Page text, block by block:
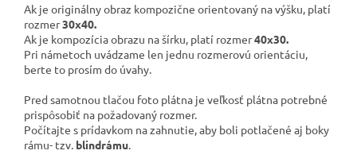
Ak je originálny obraz kompozične orientovaný na výšku, platí
rozmer30x40.
Ak je kompozícia obrazu na šírku, platí rozmer40x30.
Pri námetoch uvádzame len jednu rozmerovú orientáciu,
berte to prosím do úvahy.
Pred samotnou tlačou foto plátna je veľkosť plátna potrebné
prispôsobiť na požadovaný rozmer.
Počítajte s prídavkom na zahnutie, aby boli potlačené aj boky
rámu- tzv. blindrámu.